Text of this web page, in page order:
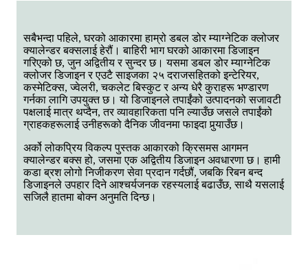
सबैभन्दा पहिले, घरको आकारमा हाम्रो डबल डोर म्याग्नेटिक क्लोजर
क्यालेन्डर बक्सलाई हेरौं। बाहिरी भाग घरको आकारमा डिजाइन
गरिएको छ, जुन अद्वितीय र सुन्दर छ। यसमा डबल डोर म्याग्नेटिक
क्लोजर डिजाइन र एउटै साइजका २५ दराजसहितको इन्टेरियर,
कस्मेटिक्स, ज्वेलरी, चकलेट बिस्कुट र अन्य धेरै कुराहरू भण्डारण
गर्नका लागि उपयुक्त छ। यो डिजाइनले तपाईंको उत्पादनको सजावटी
पक्षलाई मात्र थप्दैन, तर व्यावहारिकता पनि ल्याउँछ जसले तपाईंको
ग्राहकहरूलाई उनीहरूको दैनिक जीवनमा फाइदा पुर्‍याउँछ।
अर्को लोकप्रिय विकल्प पुस्तक आकारको क्रिसमस आगमन
क्यालेन्डर बक्स हो, जसमा एक अद्वितीय डिजाइन अवधारणा छ। हामी
कडा ब्रश लोगो निजीकरण सेवा प्रदान गर्दछौं, जबकि रिबन बन्द
डिजाइनले उपहार दिने आश्चर्यजनक रहस्यलाई बढाउँछ, साथै यसलाई
सजिलै हातमा बोक्न अनुमति दिन्छ।